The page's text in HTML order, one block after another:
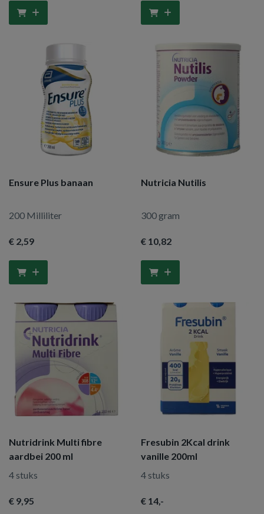
Ensure Plus banaan
200 Milliliter
€ 2,59
Nutricia Nutilis
300 gram
€ 10,82
Nutridrink Multi fibre
aardbei 200 ml
4 stuks
€ 9,95
Fresubin 2Kcal drink
vanille 200ml
4 stuks
€ 14,-